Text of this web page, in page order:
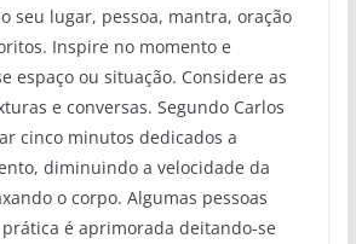
seu lugar, pessoa, mantra, oração
Inspire no momento e
espaço ou situação. Considere as
e conversas. Segundo Carlos
cinco minutos dedicados a
diminuindo a velocidade da
o corpo. Algumas pessoas
é aprimorada deitando-se